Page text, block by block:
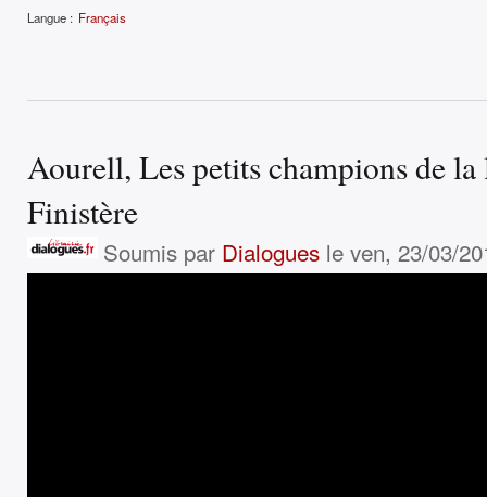
Langue : Français
Aourell, Les petits champions de
Finistère
Soumis par Dialoguesle ven, 23/03/